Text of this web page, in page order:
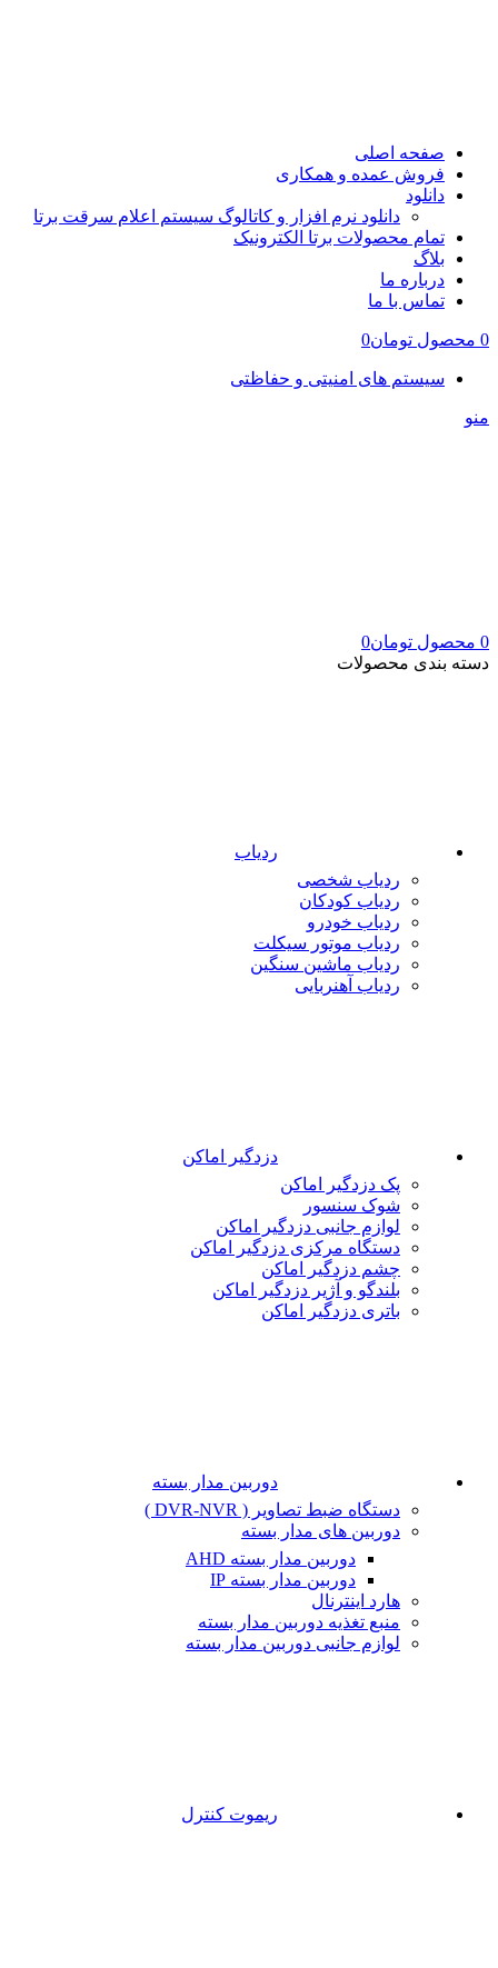
صفحه اصلی
فروش عمده و همکاری
دانلود
دانلود نرم افزار و کاتالوگ سیستم اعلام سرقت برتا
تمام محصولات برتا الکترونیک
بلاگ
درباره ما
تماس با ما
0 محصول تومان0
سیستم های امنیتی و حفاظتی
منو
0 محصول تومان0
دسته بندی محصولات
ردیاب
ردیاب شخصی
ردیاب کودکان
ردیاب خودرو
ردیاب موتور سیکلت
ردیاب ماشین سنگین
ردیاب آهنربایی
دزدگیر اماکن
پک دزدگیر اماکن
شوک سنسور
لوازم جانبی دزدگیر اماکن
دستگاه مرکزی دزدگیر اماکن
چشم دزدگیر اماکن
بلندگو و آژیر دزدگیر اماکن
باتری دزدگیر اماکن
دوربین مدار بسته
دستگاه ضبط تصاویر ( DVR-NVR )
دوربین های مدار بسته
دوربین مدار بسته AHD
دوربین مدار بسته IP
هارد اینترنال
منبع تغذیه دوربین مدار بسته
لوازم جانبی دوربین مدار بسته
ریموت کنترل